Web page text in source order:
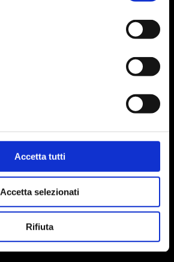
Accetta tutti
Accetta selezionati
Rifiuta